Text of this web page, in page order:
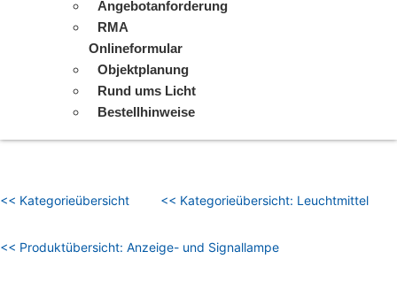
Angebotanforderung
RMA
Onlineformular
Objektplanung
Rund ums Licht
Bestellhinweise
<< Kategorieübersicht << Kategorieübersicht: Leuchtmittel
<< Produktübersicht: Anzeige- und Signallampe